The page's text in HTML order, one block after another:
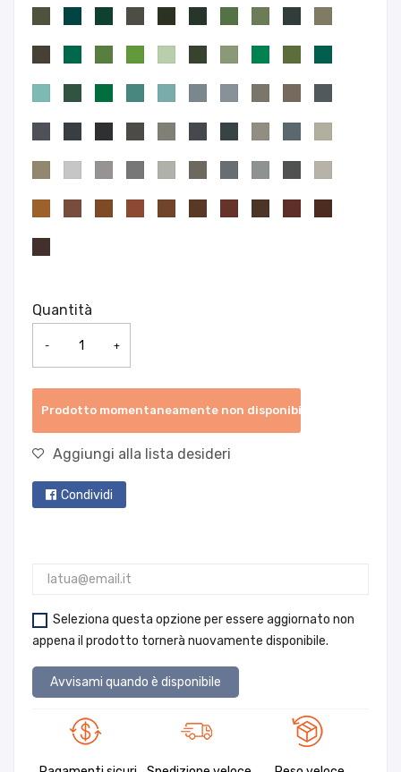
Quantità
- +
Prodotto momentaneamente non disponibile
Aggiungi alla lista desideri
Condividi
Seleziona questa opzione per essere aggiornato non
appena il prodotto tornerà nuovamente disponibile.
Avvisami quando è disponibile